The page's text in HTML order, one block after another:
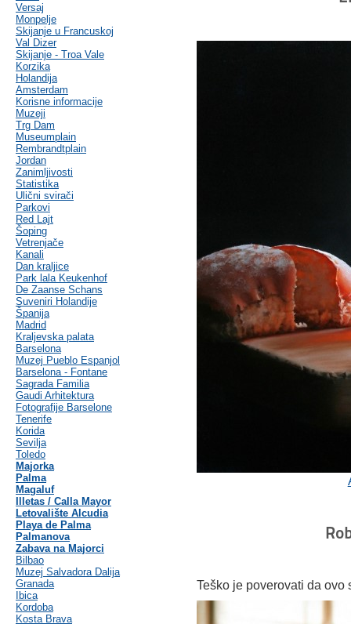
Versaj
Monpelje
Skijanje u Francuskoj
Val Dizer
Skijanje - Troa Vale
Korzika
Holandija
Amsterdam
Korisne informacije
Muzeji
Trg Dam
Museumplain
Rembrandtplain
Jordan
Zanimljivosti
Statistika
Ulični svirači
Parkovi
Red Lajt
Šoping
Vetrenjače
Kanali
Dan kraljice
Park lala Keukenhof
De Zaanse Schans
Suveniri Holandije
Španija
Madrid
Kraljevska palata
Barselona
Muzej Pueblo Espanjol
Barselona - Fontane
Sagrada Familia
Gaudi Arhitektura
Fotografije Barselone
Tenerife
Korida
Sevilja
Toledo
Majorka
Palma
Magaluf
Illetas / Calla Mayor
Letovalište Alcudia
Playa de Palma
Palmanova
Zabava na Majorci
Bilbao
Muzej Salvadora Dalija
Granada
Ibica
Kordoba
Kosta Brava
Teško je poverovati da ovo